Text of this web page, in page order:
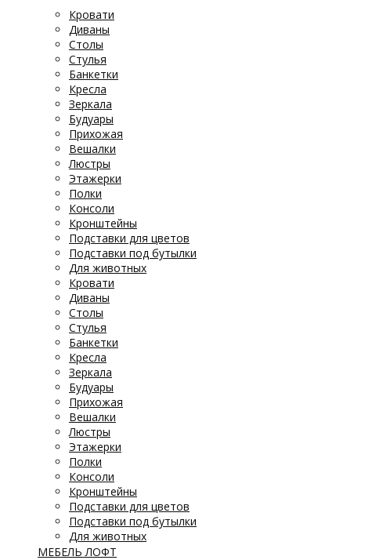
Кровати
Диваны
Столы
Стулья
Банкетки
Кресла
Зеркала
Будуары
Прихожая
Вешалки
Люстры
Этажерки
Полки
Консоли
Кронштейны
Подставки для цветов
Подставки под бутылки
Для животных
Кровати
Диваны
Столы
Стулья
Банкетки
Кресла
Зеркала
Будуары
Прихожая
Вешалки
Люстры
Этажерки
Полки
Консоли
Кронштейны
Подставки для цветов
Подставки под бутылки
Для животных
МЕБЕЛЬ ЛОФТ